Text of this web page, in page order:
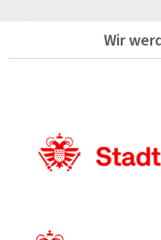
Wir